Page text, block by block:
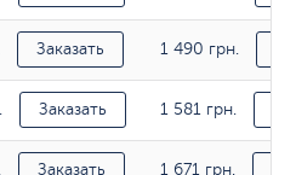
Заказать 1 490 грн.
Заказать 1 581 грн.
Заказать 1 671 грн.